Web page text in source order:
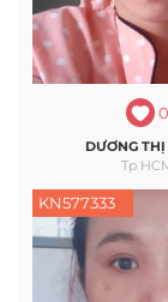
0
DƯƠNG
Tp
KN577333